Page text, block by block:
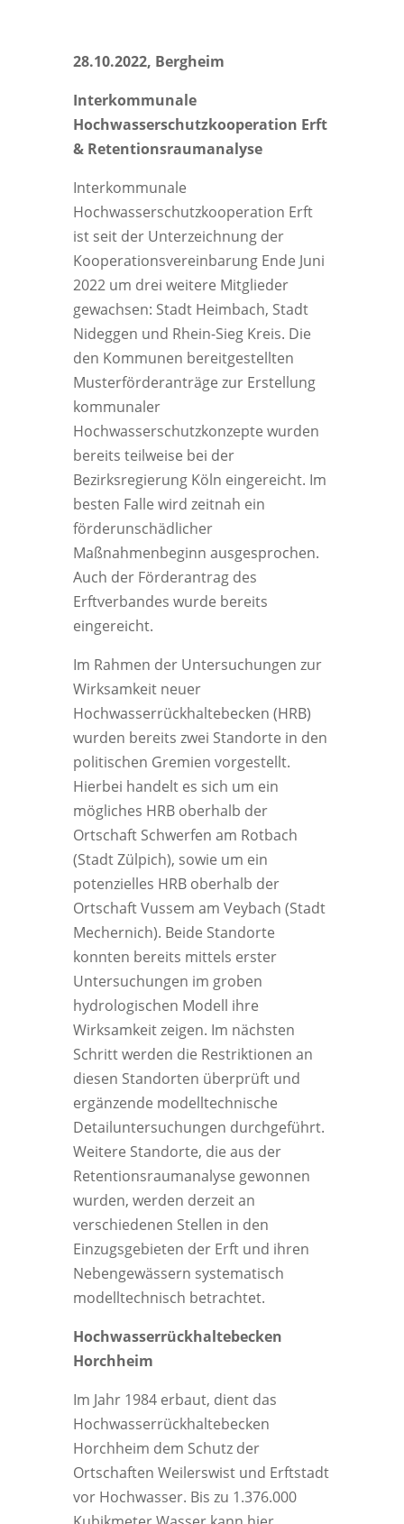
28.10.2022, Bergheim
Interkommunale
Hochwasserschutzkooperation Erft
& Retentionsraumanalyse
Interkommunale
Hochwasserschutzkooperation Erft
ist seit der Unterzeichnung der
Kooperationsvereinbarung Ende Juni
2022 um drei weitere Mitglieder
gewachsen: Stadt Heimbach, Stadt
Nideggen und Rhein-Sieg Kreis. Die
den Kommunen bereitgestellten
Musterförderanträge zur Erstellung
kommunaler
Hochwasserschutzkonzepte wurden
bereits teilweise bei der
Bezirksregierung Köln eingereicht. Im
besten Falle wird zeitnah ein
förderunschädlicher
Maßnahmenbeginn ausgesprochen.
Auch der Förderantrag des
Erftverbandes wurde bereits
eingereicht.
Im Rahmen der Untersuchungen zur
Wirksamkeit neuer
Hochwasserrückhaltebecken (HRB)
wurden bereits zwei Standorte in den
politischen Gremien vorgestellt.
Hierbei handelt es sich um ein
mögliches HRB oberhalb der
Ortschaft Schwerfen am Rotbach
(Stadt Zülpich), sowie um ein
potenzielles HRB oberhalb der
Ortschaft Vussem am Veybach (Stadt
Mechernich). Beide Standorte
konnten bereits mittels erster
Untersuchungen im groben
hydrologischen Modell ihre
Wirksamkeit zeigen. Im nächsten
Schritt werden die Restriktionen an
diesen Standorten überprüft und
ergänzende modelltechnische
Detailuntersuchungen durchgeführt.
Weitere Standorte, die aus der
Retentionsraumanalyse gewonnen
wurden, werden derzeit an
verschiedenen Stellen in den
Einzugsgebieten der Erft und ihren
Nebengewässern systematisch
modelltechnisch betrachtet.
Hochwasserrückhaltebecken
Horchheim
Im Jahr 1984 erbaut, dient das
Hochwasserrückhaltebecken
Horchheim dem Schutz der
Ortschaften Weilerswist und Erftstadt
vor Hochwasser. Bis zu 1.376.000